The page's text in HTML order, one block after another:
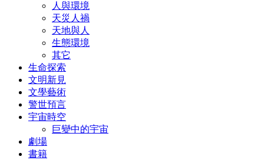
人與環境
天災人禍
天地與人
生態環境
其它
生命探索
文明新見
文學藝術
警世預言
宇宙時空
巨變中的宇宙
劇場
書籍